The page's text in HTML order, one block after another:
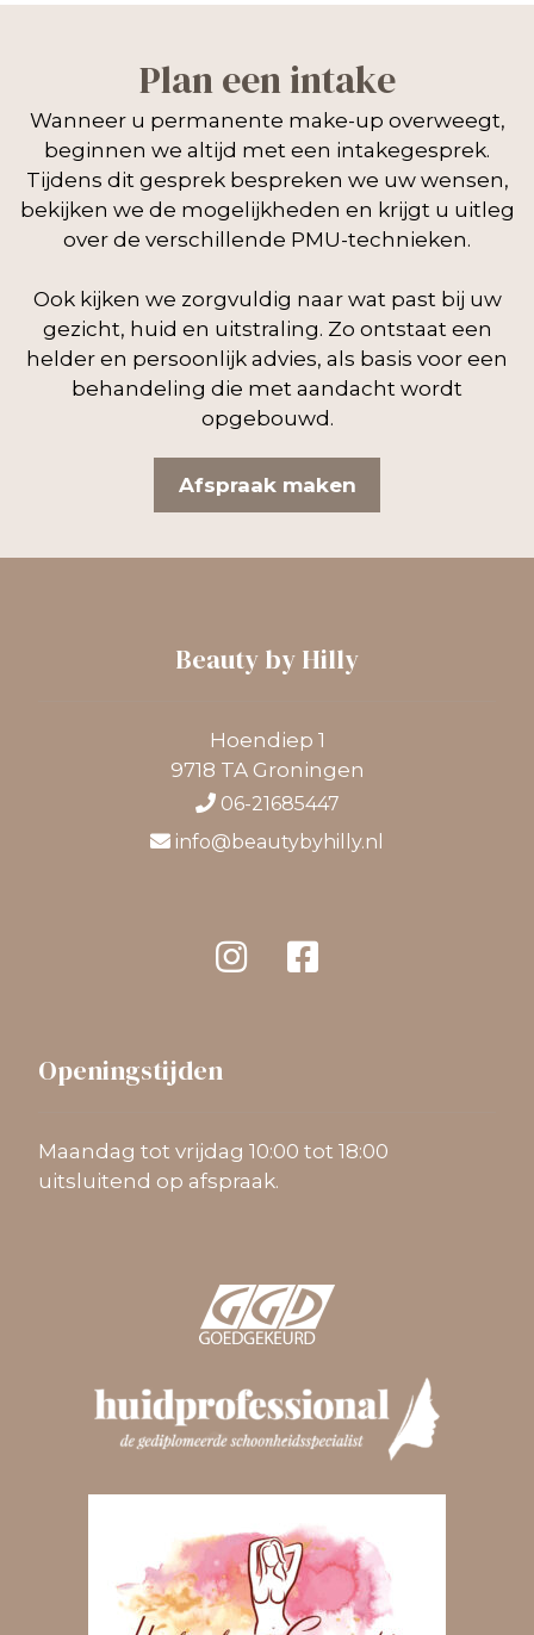
Plan een intake
Wanneer u permanente make-up overweegt,
beginnen we altijd met een intakegesprek.
Tijdens dit gesprek bespreken we uw wensen,
bekijken we de mogelijkheden en krijgt u uitleg
over de verschillende PMU-technieken.
Ook kijken we zorgvuldig naar wat past bij uw
gezicht, huid en uitstraling. Zo ontstaat een
helder en persoonlijk advies, als basis voor een
behandeling die met aandacht wordt
opgebouwd.
Afspraak maken
Beauty by Hilly
Hoendiep 1
9718 TA Groningen
06-21685447
info@beautybyhilly.nl
Openingstijden
Maandag tot vrijdag 10:00 tot 18:00
uitsluitend op afspraak.